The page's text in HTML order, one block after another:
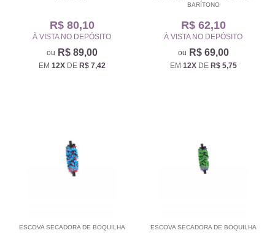
R$ 80,10
À VISTA NO DEPÓSITO
R$ 89,00
EM 12XDE R$ 7,42
BARÍTONO
R$ 62,10
À VISTA NO DEPÓSITO
R$ 69,00
EM 12XDE R$ 5,75
ESCOVA SECADORA DE BOQUILHA
ESCOVA SECADORA DE BOQUILHA